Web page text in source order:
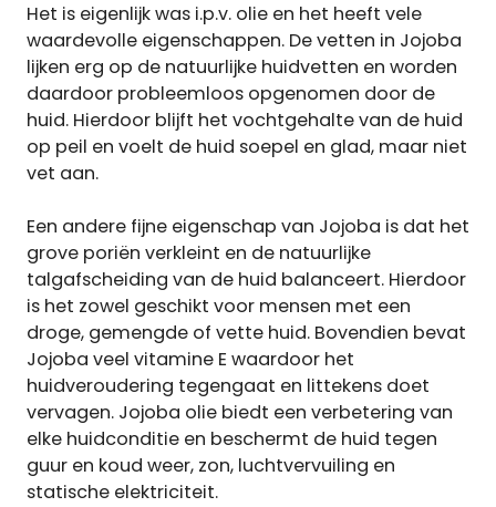
Het is eigenlijk was i.p.v. olie en het heeft vele
waardevolle eigenschappen. De vetten in Jojoba
lijken erg op de natuurlijke huidvetten en worden
daardoor probleemloos opgenomen door de
huid. Hierdoor blijft het vochtgehalte van de huid
op peil en voelt de huid soepel en glad, maar niet
vet aan.
Een andere fijne eigenschap van Jojoba is dat het
grove poriën verkleint en de natuurlijke
talgafscheiding van de huid balanceert. Hierdoor
is het zowel geschikt voor mensen met een
droge, gemengde of vette huid. Bovendien bevat
Jojoba veel vitamine E waardoor het
huidveroudering tegengaat en littekens doet
vervagen. Jojoba olie biedt een verbetering van
elke huidconditie en beschermt de huid tegen
guur en koud weer, zon, luchtvervuiling en
statische elektriciteit.